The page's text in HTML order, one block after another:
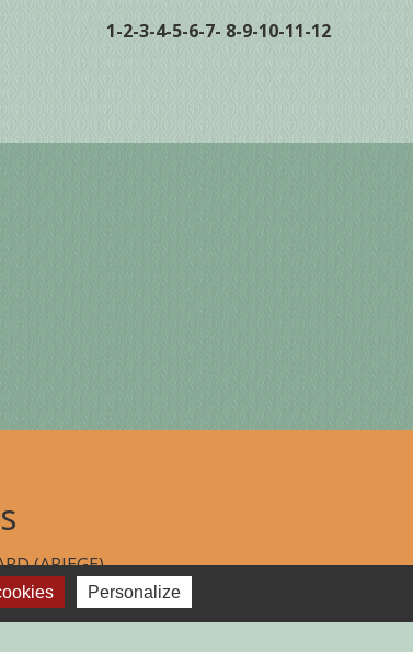
1-2-3-4-5-6-7- 8-9-10-11-12
(ARIEGE)
Personalize